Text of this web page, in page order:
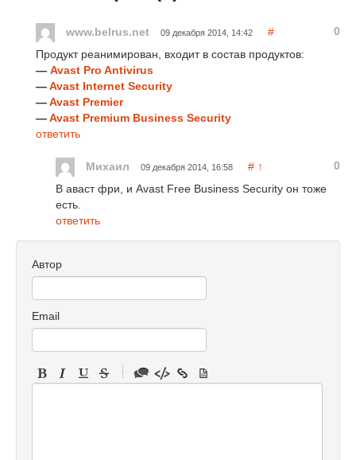
www.belrus.net 09 декабря 2014, 14:42 #
0
Продукт реанимирован, входит в состав продуктов:
— Avast Pro Antivirus
—Avast Internet Security
—Avast Premier
—Avast Premium Business Security
ответить
Михаил 09 декабря 2014, 16:58 # ↑
0
В аваст фри, и Avast Free Business Security он тоже
есть.
ответить
Автор
Email
-